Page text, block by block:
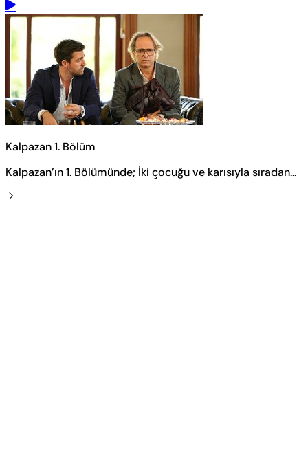
Kalpazan 1. Bölüm
Kalpazan’ın 1. Bölümünde; İki çocuğu ve karısıyla sıradan...